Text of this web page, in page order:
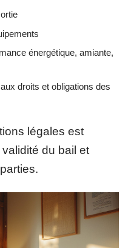
énergétique, amiante,
droits et obligations des
légales est
du bail et